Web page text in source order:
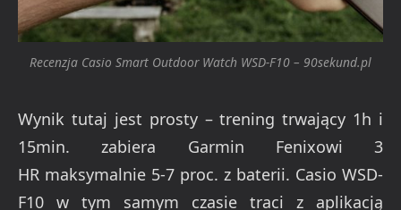
Recenzja Casio Smart Outdoor Watch WSD-F10 – 90sekund.pl
Wynik tutaj jest prosty – trening trwający 1h i
15min. zabiera Garmin Fenixowi 3
HR maksymalnie 5-7 proc. z baterii. Casio WSD-
F10 w tym samym czasie traci z aplikacją